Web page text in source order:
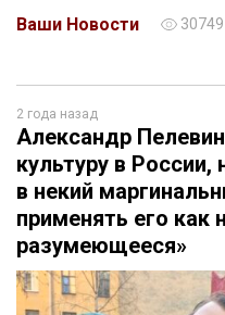
Ваши Новости 30749
2 года назад
Александр
культуру в России,
в некий
применять его как
разумеющееся»